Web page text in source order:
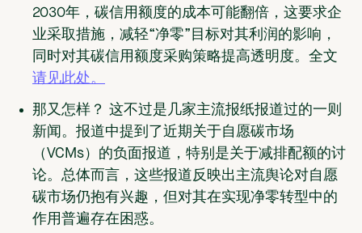
2030年，碳信用额度的成本可能翻倍，这要求企
业采取措施，减轻“净零”目标对其利润的影响，
同时对其碳信用额度采购策略提高透明度。全文
请见此处。
那又怎样？ 这不过是几家主流报纸报道过的一则
新闻。报道中提到了近期关于自愿碳市场
（VCMs）的负面报道，特别是关于减排配额的讨
论。总体而言，这些报道反映出主流舆论对自愿
碳市场仍抱有兴趣，但对其在实现净零转型中的
作用普遍存在困惑。